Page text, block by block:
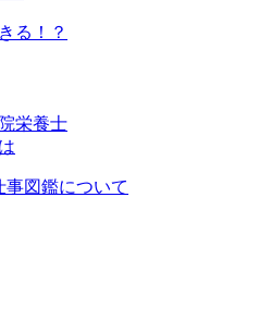
る！？
栄養士
図鑑について